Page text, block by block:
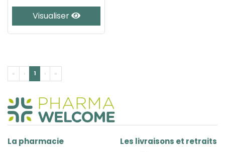
Visualiser
« ‹ 1 › »
La pharmacie Les livraisons et retraits